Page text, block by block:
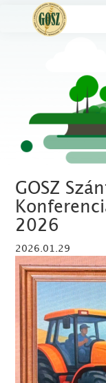
GOSZ
2026
2026.01.29